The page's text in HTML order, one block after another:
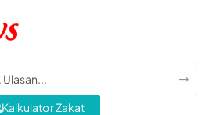
Kalkulator Zakat